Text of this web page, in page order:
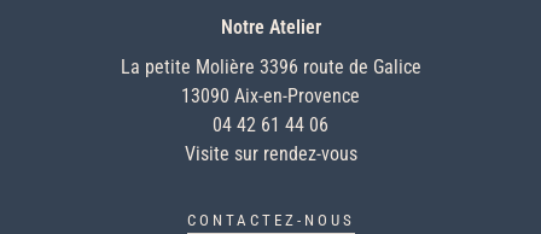
Notre Atelier
La petite Molière 3396 route de Galice
13090 Aix-en-Provence
04 42 61 44 06
Visite sur rendez-vous
CONTACTEZ-NOUS